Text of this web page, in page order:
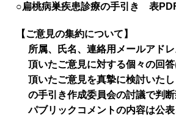
○扁桃病巣疾患診療の手引き 表
【ご意見の集約について】
所属、氏名、連絡用メールアドレ
頂いたご意見に対する個々の回
頂いたご意見を真摯に検討いた
の手引き作成委員会の討議で判断
パブリックコメントの内容は公